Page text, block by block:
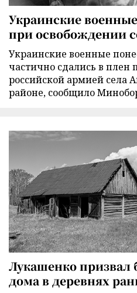
Украинские
при освобождении
Украинские военные
частично сдались в плен
российской армией села
районе, сообщило
Лукашенко призвал
дома в деревнях